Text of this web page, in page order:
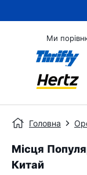
Ми
Головна
Місця
Китай